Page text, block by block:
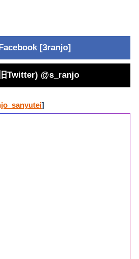
[3ranjo]
Twitter) @s_ranjo
]